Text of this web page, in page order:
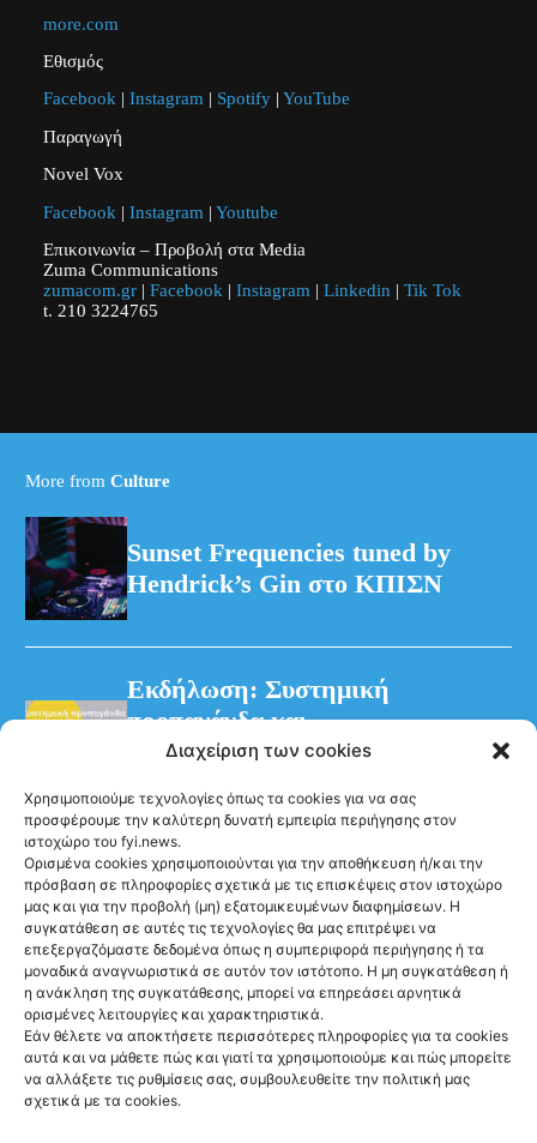
Διαχείριση των cookies
Χρησιμοποιούμε τεχνολογίες όπως τα cookies για να σας
προσφέρουμε την καλύτερη δυνατή εμπειρία περιήγησης στον
ιστοχώρο του fyi.news.
Ορισμένα cookies χρησιμοποιούνται για την αποθήκευση ή/και την
πρόσβαση σε πληροφορίες σχετικά με τις επισκέψεις στον ιστοχώρο
μας και για την προβολή (μη) εξατομικευμένων διαφημίσεων. Η
συγκατάθεση σε αυτές τις τεχνολογίες θα μας επιτρέψει να
επεξεργαζόμαστε δεδομένα όπως η συμπεριφορά περιήγησης ή τα
μοναδικά αναγνωριστικά σε αυτόν τον ιστότοπο. Η μη συγκατάθεση ή
η ανάκληση της συγκατάθεσης, μπορεί να επηρεάσει αρνητικά
ορισμένες λειτουργίες και χαρακτηριστικά.
Εάν θέλετε να αποκτήσετε περισσότερες πληροφορίες για τα cookies
αυτά και να μάθετε πώς και γιατί τα χρησιμοποιούμε και πώς μπορείτε
να αλλάξετε τις ρυθμίσεις σας, συμβουλευθείτε την πολιτική μας
σχετικά με τα cookies.
more.com
Εθισμός
Facebook | Instagram| Spotify | YouTube
Παραγωγή
Novel Vox
Facebook | Instagram | Youtube
Επικοινωνία – Προβολή στα Media
Zuma Communications
zumacom.gr| Facebook | Instagram | Linkedin | Tik Tok
t. 210 3224765
More from Culture
Sunset Frequencies tuned by
Hendrick’s Gin στο ΚΠΙΣΝ
Εκδήλωση: Συστημική
προπαγάνδα και
παραπληροφόρηση – η
Προσφυγικών
Ακολούθησέ μας